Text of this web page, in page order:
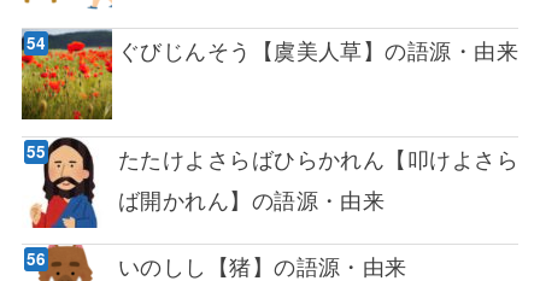
ぐびじんそう【虞美人草】の語源・由来
たたけよさらばひらかれん【叩けよさら
ば開かれん】の語源・由来
いのしし【猪】の語源・由来